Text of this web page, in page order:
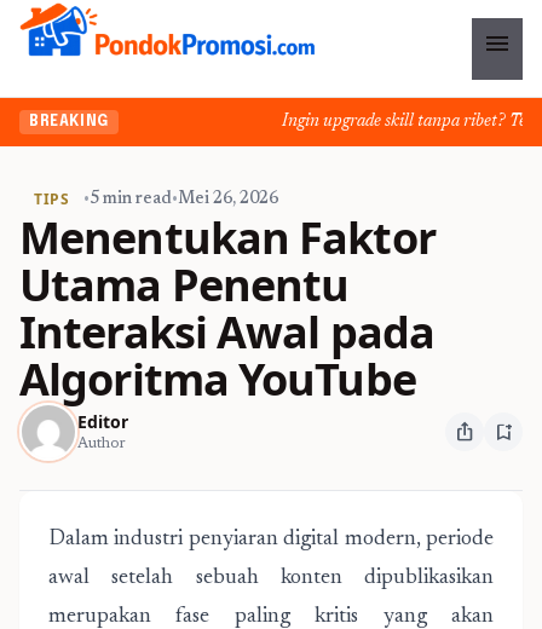
menu
BREAKING Ingin upgrade skill tanpa ribet?
TIPS •5 min read•Mei 26, 2026
Menentukan Faktor
Utama Penentu
Interaksi Awal pada
Algoritma YouTube
Editor
Author ios_share bookmark_add
Dalam industri penyiaran digital modern, periode
awal setelah sebuah konten dipublikasikan
merupakan fase paling kritis yang akan